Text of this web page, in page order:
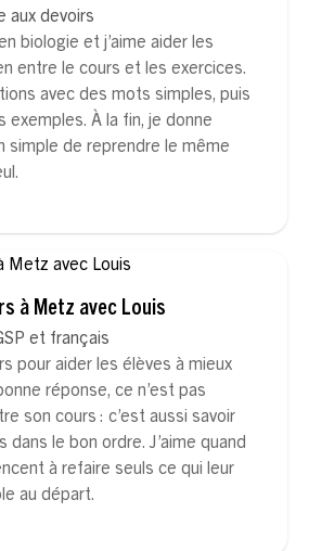
aux devoirs
biologie et j’aime aider les
entre le cours et les exercices.
avec des mots simples, puis
exemples. À la fin, je donne
simple de reprendre le même
à Metz avec Louis
et français
pour aider les élèves à mieux
réponse, ce n’est pas
son cours : c’est aussi savoir
dans le bon ordre. J’aime quand
à refaire seuls ce qui leur
au départ.